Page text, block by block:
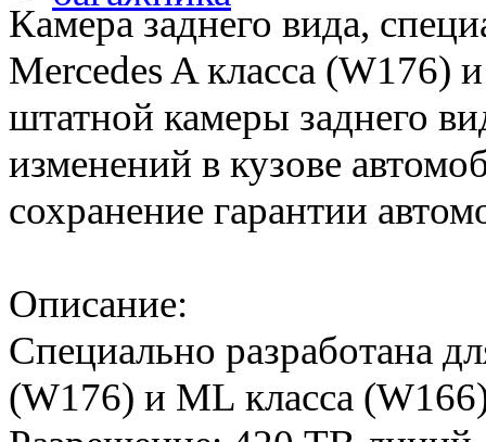
Камера заднего вида,
Mercedes A класса (W176)
штатной камеры заднего
изменений в кузове
сохранение гарантии
Описание:
Специально разработана
(W176) и ML класса